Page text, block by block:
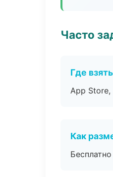
Часто
Где
App Store,
Как